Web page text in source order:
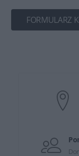
FORMULARZ